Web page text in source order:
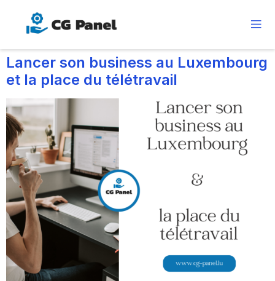
Lancer son business au Luxembourg
et la place du télétravail